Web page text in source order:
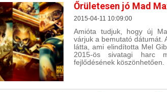
Őrületesen jó Mad
2015-04-11 10:09:00
Amióta tudjuk, hogy új
várjuk a bemutató dátumát.
látta, ami elindította Mel
2015-ös sivatagi harc
fejlődésének köszönhetően.